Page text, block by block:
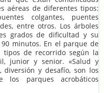
aéreas de diferentes tipos:
colgantes, puentes
entre otros. Los árboles
grados de dificultad y su
minutos. En el parque de
tipos de recorrido según la
junior y senior. «Salud y
y desafío, son los
parques acrobáticos